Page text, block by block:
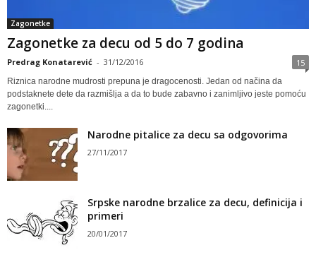
Zagonetke
Zagonetke za decu od 5 do 7 godina
Predrag Konatarević - 31/12/2016 15
Riznica narodne mudrosti prepuna je dragocenosti. Jedan od načina da
podstaknete dete da razmišlja a da to bude zabavno i zanimljivo jeste pomoću
zagonetki....
Narodne pitalice za decu sa odgovorima
27/11/2017
Srpske narodne brzalice za decu, definicija i
primeri
20/01/2017